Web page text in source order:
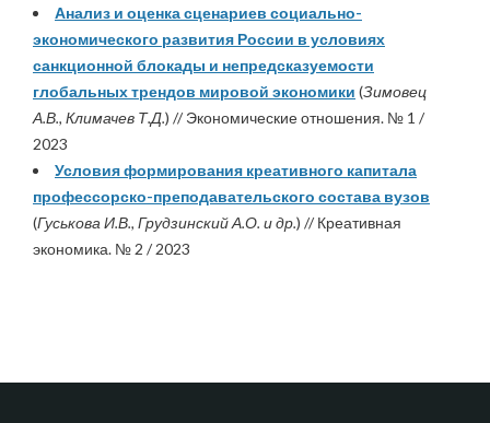
Анализ и оценка сценариев социально-
экономического развития России в условиях
санкционной блокады и непредсказуемости
глобальных трендов мировой экономики (Зимовец
А.В., Климачев Т.Д.) // Экономические отношения. № 1 /
2023
Условия формирования креативного капитала
профессорско-преподавательского состава вузов
(Гуськова И.В., Грудзинский А.О. и др.) // Креативная
экономика. № 2 / 2023